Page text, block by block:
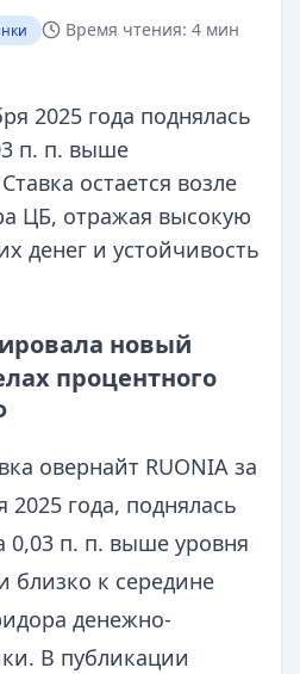
Время чтения: 4 мин
2025 года поднялась
п. п. выше
остается возле
ЦБ, отражая высокую
денег и устойчивость
новый
процентного
овернайт RUONIA за
2025 года, поднялась
0,03 п. п. выше уровня
близко к середине
денежно-
В публикации